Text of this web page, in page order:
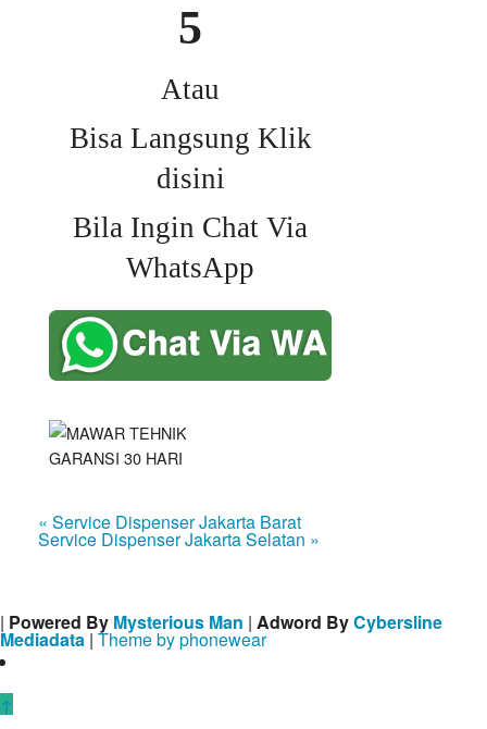
5
Atau
Bisa Langsung Klik
disini
Bila Ingin Chat Via
WhatsApp
« Service Dispenser Jakarta Barat
Service Dispenser Jakarta Selatan »
| Powered By Mysterious Man | Adword ByCybersline
Mediadata | Theme by phonewear
↑